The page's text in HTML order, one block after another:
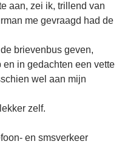
aan, zei ik, trillend van
me gevraagd had de
brievenbus geven,
in gedachten een vette
wel aan mijn
zelf.
en smsverkeer